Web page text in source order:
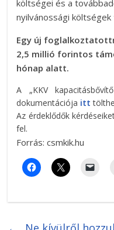
költségei és a
nyilvánossági
Egy új
2,5 millió forintos
hónap alatt.
A „KKV
dokumentációja itt
Az érdeklődők
fel.
Forrás: csmkik.hu